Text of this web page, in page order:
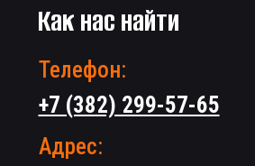
Адрес:
+7 (382) 299-57-65
Телефон:
Как нас найти